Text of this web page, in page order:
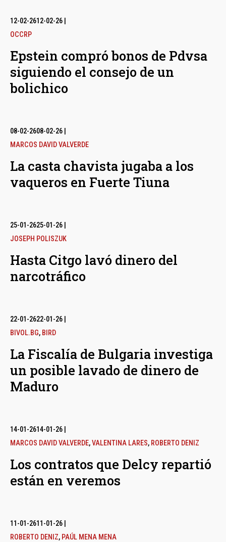
12-02-2612-02-26
OCCRP
Epstein compró bonos de Pdvsa
siguiendo el consejo de un
bolichico
08-02-2608-02-26
MARCOS DAVID VALVERDE
La casta chavista jugaba a los
vaqueros en Fuerte Tiuna
25-01-2625-01-26
JOSEPH POLISZUK
Hasta Citgo lavó dinero del
narcotráfico
22-01-2622-01-26
BIVOL.BG, BIRD
La Fiscalía de Bulgaria investiga
un posible lavado de dinero de
Maduro
14-01-2614-01-26
MARCOS DAVID VALVERDE,VALENTINA LARES, ROBERTO DENIZ
Los contratos que Delcy repartió
están en veremos
11-01-2611-01-26
ROBERTO DENIZ, PAÚL MENA MENA